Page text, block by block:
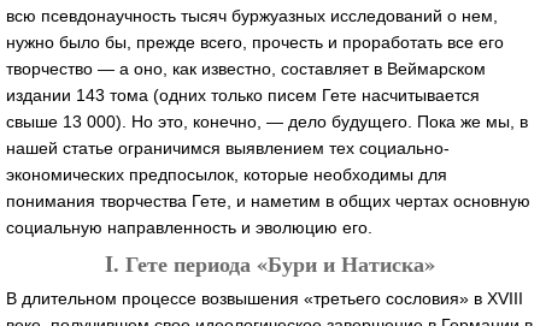
всю псевдонаучность тысяч буржуазных исследований о нем,
нужно было бы, прежде всего, прочесть и проработать все его
творчество — а оно, как известно, составляет в Веймарском
издании 143 тома (одних только писем Гете насчитывается
свыше 13 000). Но это, конечно, — дело будущего. Пока же мы, в
нашей статье ограничимся выявлением тех социально-
экономических предпосылок, которые необходимы для
понимания творчества Гете, и наметим в общих чертах основную
социальную направленность и эволюцию его.
I. Гете периода «Бури и Натиска»
В длительном процессе возвышения «третьего сословия» в XVIII